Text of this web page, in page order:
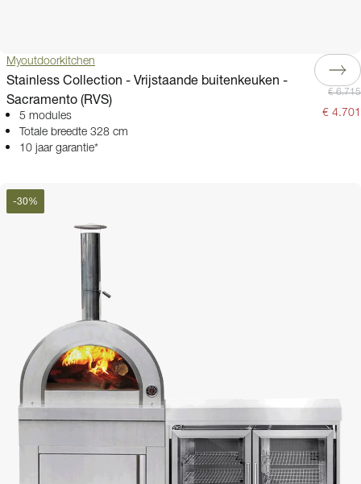
Myoutdoorkitchen
Stainless Collection - Vrijstaande buitenkeuken -
Sacramento (RVS)
5 modules
Totale breedte 328 cm
10 jaar garantie*
€ 6.715
€ 4.701
-30%